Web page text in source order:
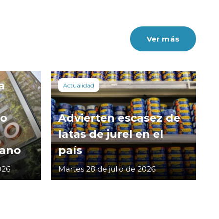
Ver más
Actualidad
Advierten escasez de
latas de jurel en el
país
Martes 28 de julio de 2026